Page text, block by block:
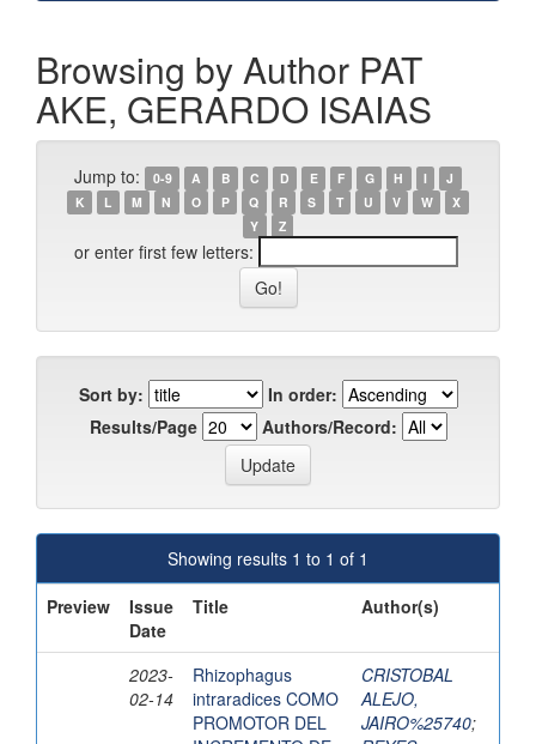
Browsing by Author PAT
AKE, GERARDO ISAIAS
Jump to: 0-9 A B C D E F G H I
J
K
L M N O P Q R S T U V W
X
Y
Z
or enter first few letters:
Sort by:
In order:
Results/Page
Authors/Record:
Showing results 1 to 1 of 1
Preview
Issue
Date
Title Author(s)
2023-
02-14
Rhizophagus
intraradices COMO
PROMOTOR DEL
CRISTOBAL
ALEJO,
JAIRO%25740;